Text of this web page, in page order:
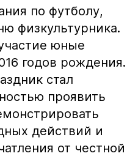
по футболу,
физкультурника.
юные
годов рождения.
стал
проявить
действий и
от честной